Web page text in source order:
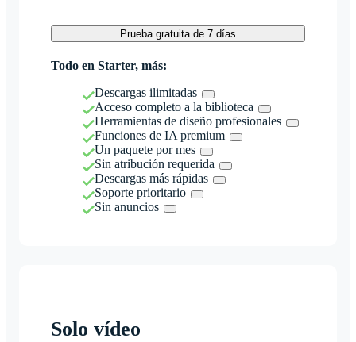
Prueba gratuita de 7 días
Todo en Starter, más:
Descargas ilimitadas
Acceso completo a la biblioteca
Herramientas de diseño profesionales
Funciones de IA premium
Un paquete por mes
Sin atribución requerida
Descargas más rápidas
Soporte prioritario
Sin anuncios
Solo vídeo